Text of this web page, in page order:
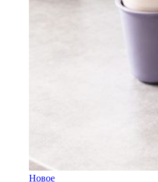
Новое